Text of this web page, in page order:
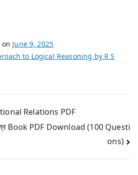
on June 9, 2025
to Logical Reasoning by R S
Relations PDF
Book PDF Download (100 Questi
ons)